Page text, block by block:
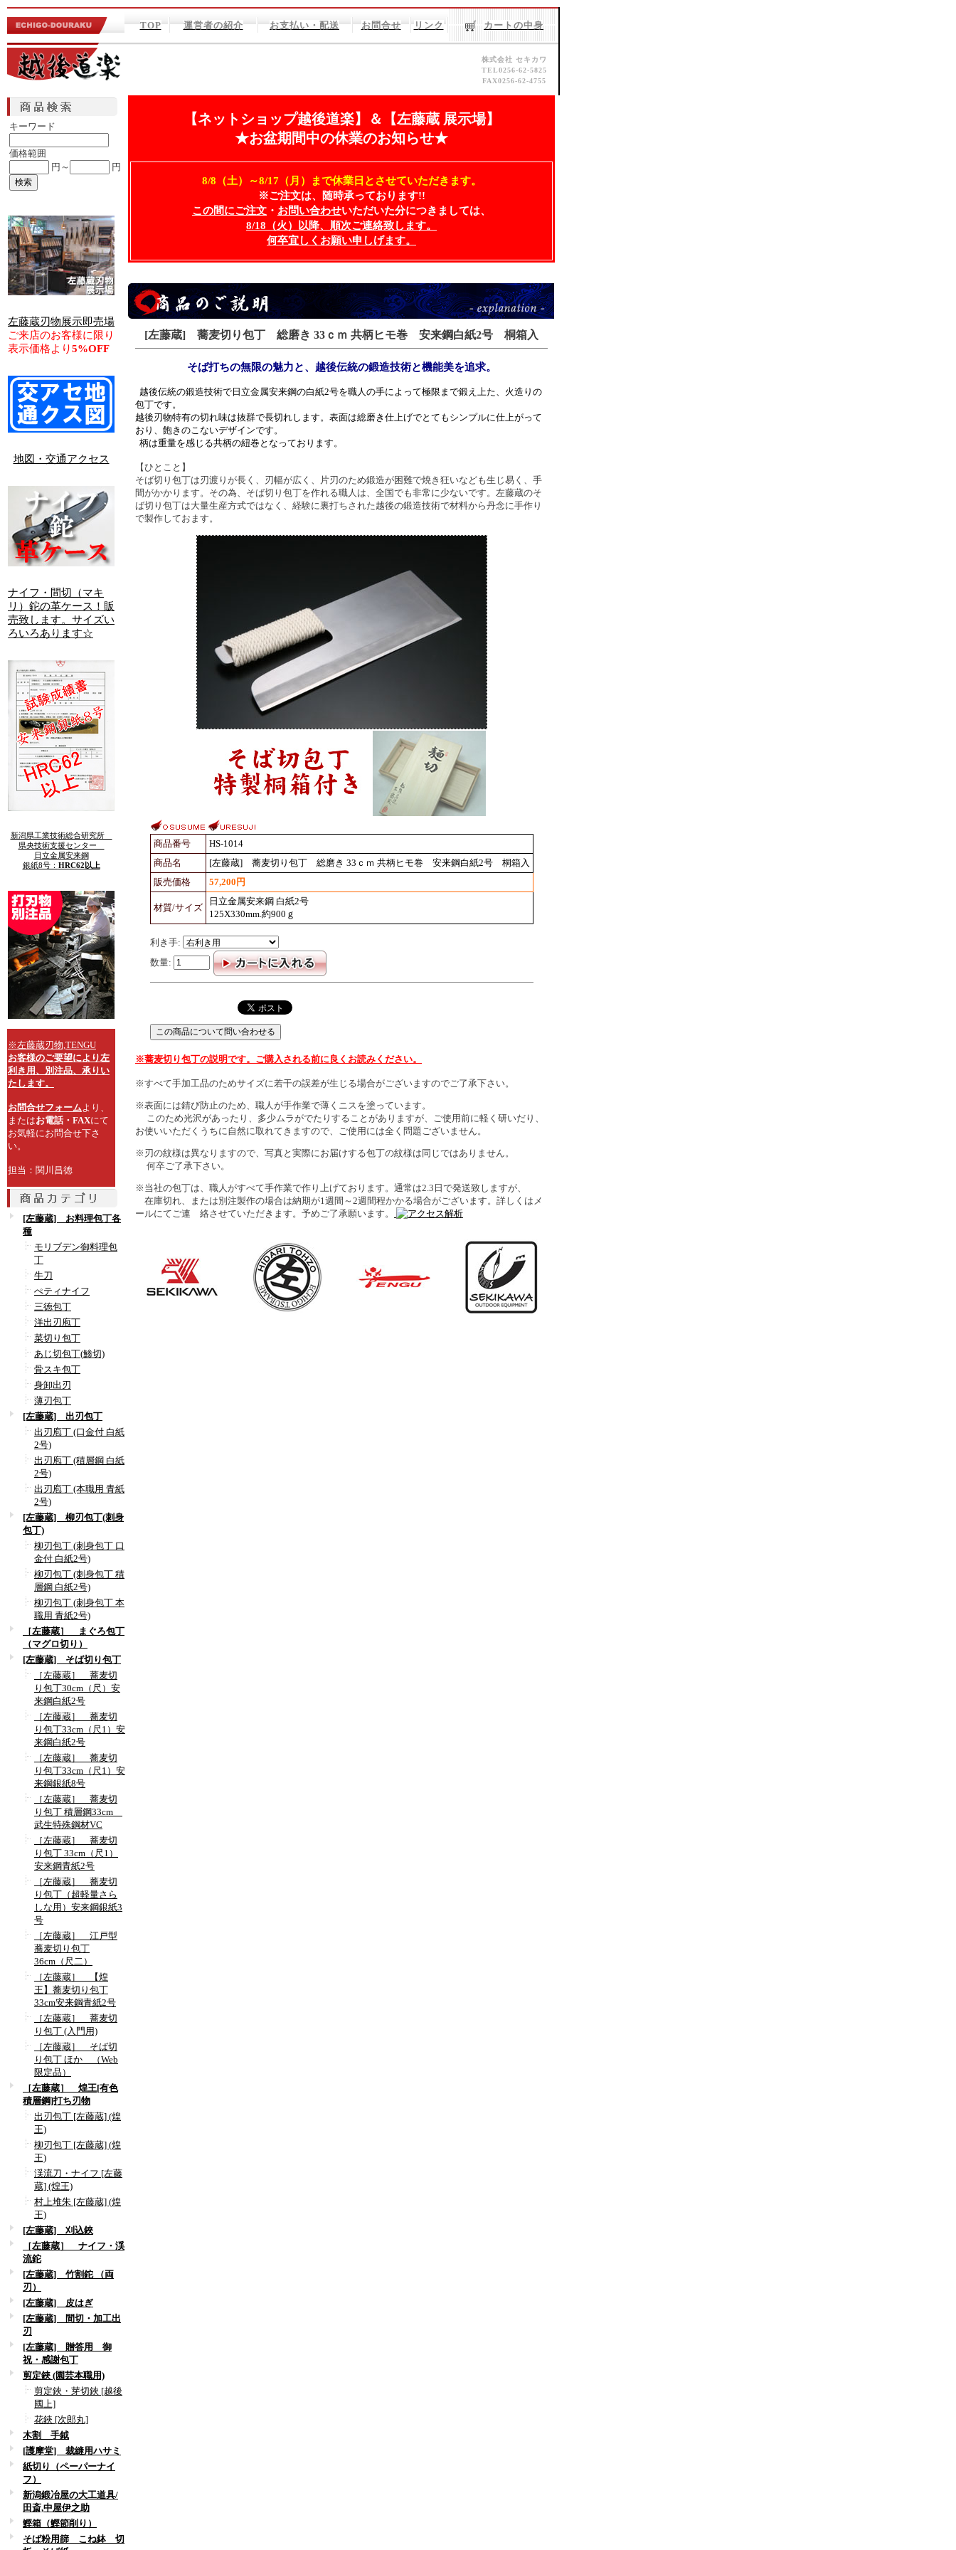
TOP 運営者の紹介 お支払い・配送 お問合せ リンク カートの中身
株式会社 セキカワ
TEL0256-62-5825
FAX0256-62-4755
キーワード
価格範囲
円～
円
左藤蔵刃物展示即売場
ご来店のお客様に限り
表示価格より5%OFF
地図・交通アクセス
ナイフ・間切（マキ
リ）鉈の革ケース！販
売致します。サイズい
ろいろあります☆
新潟県工業技術総合研究所
県央技術支援センター
日立金属安来鋼
銀紙8号： HRC62以上
※左藤蔵刃物,TENGU
お客様のご要望により左
利き用、別注品、承りい
たします。
お問合せフォームより、
またはお電話・FAXにて
お気軽にお問合せ下さ
い。
担当：関川昌徳
[左藤蔵] お料理包丁各
種
モリブデン御料理包
丁
牛刀
ぺティナイフ
三徳包丁
洋出刃庖丁
菜切り包丁
あじ切包丁(鯵切)
骨スキ包丁
身卸出刃
薄刃包丁
[左藤蔵] 出刃包丁
出刃庖丁 (口金付 白紙
2号)
出刃庖丁 (積層鋼 白紙
2号)
出刃庖丁 (本職用 青紙
2号)
[左藤蔵] 柳刃包丁(刺身
包丁)
柳刃包丁 (刺身包丁 口
金付 白紙2号)
柳刃包丁 (刺身包丁 積
層鋼 白紙2号)
柳刃包丁 (刺身包丁 本
職用 青紙2号)
［左藤蔵］ まぐろ包丁
（マグロ切り）
[左藤蔵] そば切り包丁
［左藤蔵］ 蕎麦切
り包丁30cm（尺）安
来鋼白紙2号
［左藤蔵］ 蕎麦切
り包丁33cm（尺1）安
来鋼白紙2号
［左藤蔵］ 蕎麦切
り包丁33cm（尺1）安
来鋼銀紙8号
［左藤蔵］ 蕎麦切
り包丁 積層鋼33cm
武生特殊鋼材VC
［左藤蔵］ 蕎麦切
り包丁 33cm（尺1）
安来鋼青紙2号
［左藤蔵］ 蕎麦切
り包丁（超軽量さら
しな用）安来鋼銀紙3
号
［左藤蔵］ 江戸型
蕎麦切り包丁
36cm（尺二）
［左藤蔵］ 【煌
王】蕎麦切り包丁
33cm安来鋼青紙2号
［左藤蔵］ 蕎麦切
り包丁 (入門用)
［左藤蔵］ そば切
り包丁 ほか （Web
限定品）
［左藤蔵］ 煌王[有色
積層鋼]打ち刃物
出刃包丁 [左藤蔵] (煌
王)
柳刃包丁 [左藤蔵] (煌
王)
渓流刀・ナイフ [左藤
蔵] (煌王)
村上堆朱 [左藤蔵] (煌
王)
[左藤蔵] 刈込鋏
［左藤蔵］ ナイフ・渓
流鉈
[左藤蔵] 竹割鉈 （両
刃）
[左藤蔵] 皮はぎ
[左藤蔵] 間切・加工出
刃
[左藤蔵] 贈答用 御
祝・感謝包丁
剪定鋏 (園芸本職用)
剪定鋏・芽切鋏 [越後
國上]
花鋏 [次郎丸]
木割 手鉞
[護摩堂] 裁縫用ハサミ
紙切り（ペーパーナイ
フ）
新潟鍛冶屋の大工道具/
田斎,中屋伊之助
鰹箱（鰹節削り）
そば粉用篩 こね鉢 切
【ネットショップ越後道楽】＆【左藤蔵 展示場】
★お盆期間中の休業のお知らせ★
8/8（土）～8/17（月）まで休業日とさせていただきます。
※ご注文は、随時承っております!!
この間にご注文 ・ お問い合わせいただいた分につきましては、
8/18（火）以降、順次ご連絡致します。
何卒宜しくお願い申しげます。
[左藤蔵] 蕎麦切り包丁 総磨き 33ｃｍ 共柄ヒモ巻 安来鋼白紙2号 桐箱入
そば打ちの無限の魅力と、越後伝統の鍛造技術と機能美を追求。
越後伝統の鍛造技術で日立金属安来鋼の白紙2号を職人の手によって極限まで鍛え上た、火造りの
包丁です。
越後刃物特有の切れ味は抜群で長切れします。表面は総磨き仕上げでとてもシンプルに仕上がって
おり、飽きのこないデザインです。
柄は重量を感じる共柄の紐巻となっております。
【ひとこと】
そば切り包丁は刃渡りが長く、刃幅が広く、片刃のため鍛造が困難で焼き狂いなども生じ易く、手
間がかかります。その為、そば切り包丁を作れる職人は、全国でも非常に少ないです。左藤蔵のそ
ば切り包丁は大量生産方式ではなく、経験に裏打ちされた越後の鍛造技術で材料から丹念に手作り
で製作しておます。
商品番号
HS-1014
商品名
[左藤蔵] 蕎麦切り包丁 総磨き 33ｃｍ 共柄ヒモ巻 安来鋼白紙2号 桐箱入
販売価格
57,200円
材質/サイズ
日立金属安来鋼 白紙2号
125X330mm.約900ｇ
利き手:
数量:
※蕎麦切り包丁の説明です。ご購入される前に良くお読みください。
※すべて手加工品のためサイズに若干の誤差が生じる場合がございますのでご了承下さい。
※表面には錆び防止のため、職人が手作業で薄くニスを塗っています。
このため光沢があったり、多少ムラがでたりすることがありますが、ご使用前に軽く研いだり、
お使いいただくうちに自然に取れてきますので、ご使用には全く問題ございません。
※刃の紋様は異なりますので、写真と実際にお届けする包丁の紋様は同じではありません。
何卒ご了承下さい。
※当社の包丁は、職人がすべて手作業で作り上げております。通常は2.3日で発送致しますが、
在庫切れ、または別注製作の場合は納期が1週間～2週間程かかる場合がございます。詳しくはメ
ールにてご連 絡させていただきます。予めご了承願います。